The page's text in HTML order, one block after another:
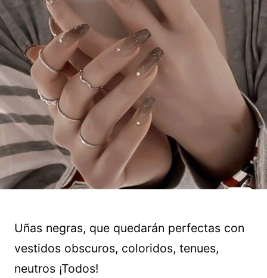
Uñas negras, que quedarán perfectas con
vestidos obscuros, coloridos, tenues,
neutros ¡Todos!